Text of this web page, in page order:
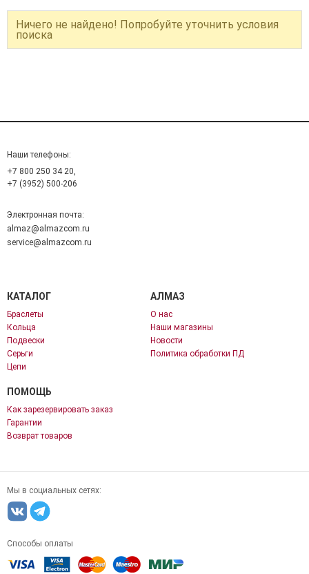
Ничего не найдено! Попробуйте уточнить условия
поиска
Наши телефоны:
+7 800 250 34 20,
+7 (3952) 500-206
Электронная почта:
almaz@almazcom.ru
service@almazcom.ru
КАТАЛОГ
Браслеты
Кольца
Подвески
Серьги
Цепи
АЛМАЗ
О нас
Наши магазины
Новости
Политика обработки ПД
ПОМОЩЬ
Как зарезервировать заказ
Гарантии
Возврат товаров
Мы в социальных сетях:
Способы оплаты